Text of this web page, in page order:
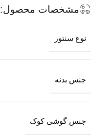
مشخصات محصول:
نوع سنتور
جنس بدنه
جنس گوشی کوک